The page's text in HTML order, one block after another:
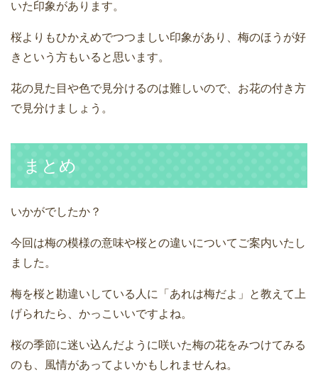
いた印象があります。
桜よりもひかえめでつつましい印象があり、梅のほうが好
きという方もいると思います。
花の見た目や色で見分けるのは難しいので、お花の付き方
で見分けましょう。
まとめ
いかがでしたか？
今回は梅の模様の意味や桜との違いについてご案内いたし
ました。
梅を桜と勘違いしている人に「あれは梅だよ」と教えて上
げられたら、かっこいいですよね。
桜の季節に迷い込んだように咲いた梅の花をみつけてみる
のも、風情があってよいかもしれませんね。